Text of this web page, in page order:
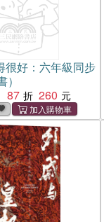
很好：六年級同步
87 260